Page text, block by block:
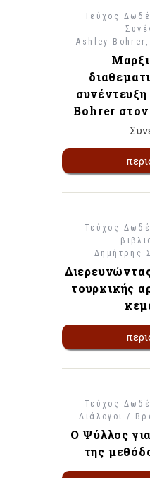
Τεύχος
Ashley Bohrer
Bohrer
Τεύχος
Δημήτρης
τουρκικής
Τεύχος
Διάλογοι /
Ο Ψύλλος
της